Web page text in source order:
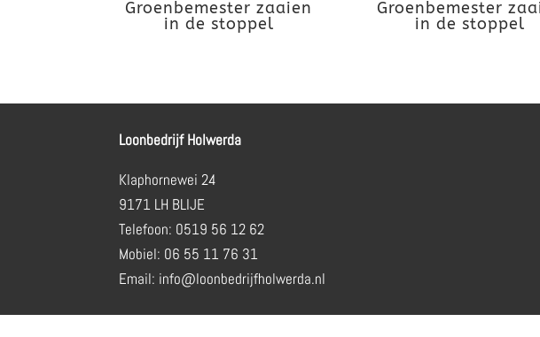
Groenbemester zaaien
in de stoppel
Groenbemester
in de stoppel
Loonbedrijf Holwerda
Klaphornewei 24
9171 LH BLIJE
Telefoon: 0519 56 12 62
Mobiel: 06 55 11 76 31
Email: info@loonbedrijfholwerda.nl